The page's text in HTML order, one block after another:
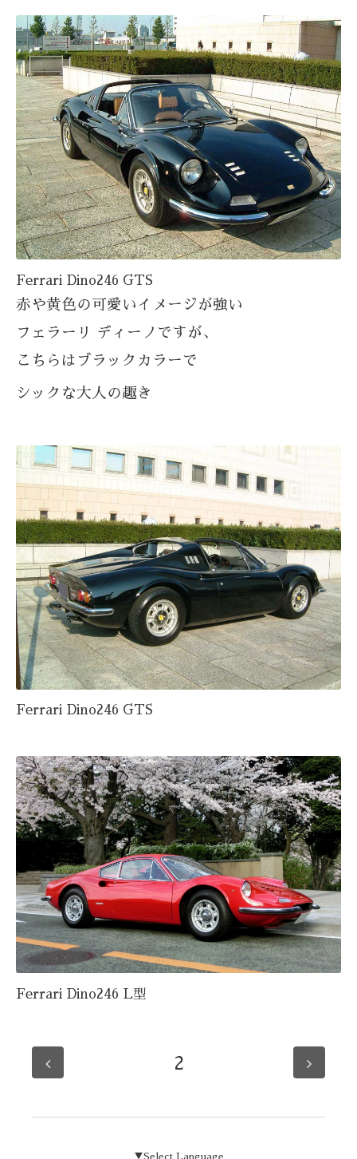
Ferrari Dino246 GTS
赤や黄色の可愛いイメージが強い
フェラーリ ディーノですが、
こちらはブラックカラーで
シックな大人の趣き
Ferrari Dino246 GTS
Ferrari Dino246 L型
2
▼Select Language